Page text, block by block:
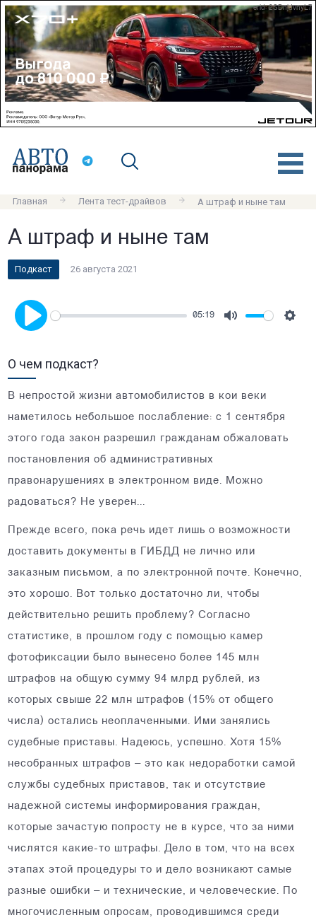
erid: 2SDnjdvnyL7
Главная Лента тест-драйвов А штраф и ныне там
А штраф и ныне там
Подкаст 26 августа 2021
05:19
О чем подкаст?
В непростой жизни автомобилистов в кои веки
наметилось небольшое послабление: с 1 сентября
этого года закон разрешил гражданам обжаловать
постановления об административных
правонарушениях в электронном виде. Можно
радоваться? Не уверен...
Прежде всего, пока речь идет лишь о возможности
доставить документы в ГИБДД не лично или
заказным письмом, а по электронной почте. Конечно,
это хорошо. Вот только достаточно ли, чтобы
действительно решить проблему? Согласно
статистике, в прошлом году с помощью камер
фотофиксации было вынесено более 145 млн
штрафов на общую сумму 94 млрд рублей, из
которых свыше 22 млн штрафов (15% от общего
числа) остались неоплаченными. Ими занялись
судебные приставы. Надеюсь, успешно. Хотя 15%
несобранных штрафов – это как недоработки самой
службы судебных приставов, так и отсутствие
надежной системы информирования граждан,
которые зачастую попросту не в курсе, что за ними
числятся какие-то штрафы. Дело в том, что на всех
этапах этой процедуры то и дело возникают самые
разные ошибки – и технические, и человеческие. По
многочисленным опросам, проводившимся среди